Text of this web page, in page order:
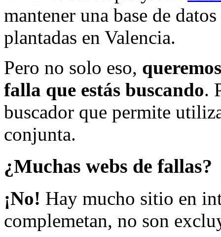
mantener una base de
plantadas en Valencia.
Pero no solo eso,
falla que estás buscando.
buscador que permite
conjunta.
¿Muchas webs de fallas?
¡No! Hay mucho sitio en
complemetan, no son